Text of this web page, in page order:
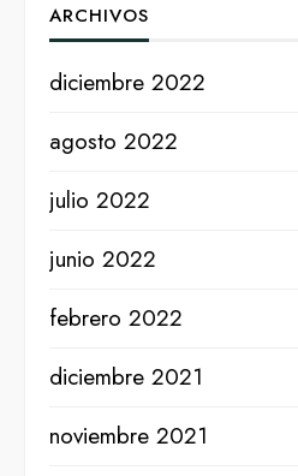
ARCHIVOS
diciembre 2022
agosto 2022
julio 2022
junio 2022
febrero 2022
diciembre 2021
noviembre 2021